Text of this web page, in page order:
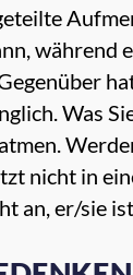
während
Was
nicht in
an, er/sie